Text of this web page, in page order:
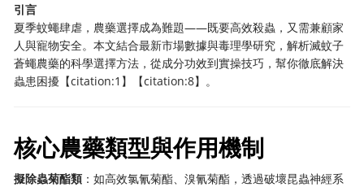
引言
夏季蚊蠅肆虐，農藥選擇成為難題——既要高效殺蟲，又需兼顧家
人與寵物安全。本文結合最新市場數據與毒理學研究，解析滅蚊子
蒼蠅農藥的科學選擇方法，從成分功效到實操技巧，幫你徹底解決
蟲患困擾【citation:1】【citation:8】。
核心農藥類型與作用機制
擬除蟲菊酯類 ：如高效氯氰菊酯、溴氰菊酯，透過破壞昆蟲神經系